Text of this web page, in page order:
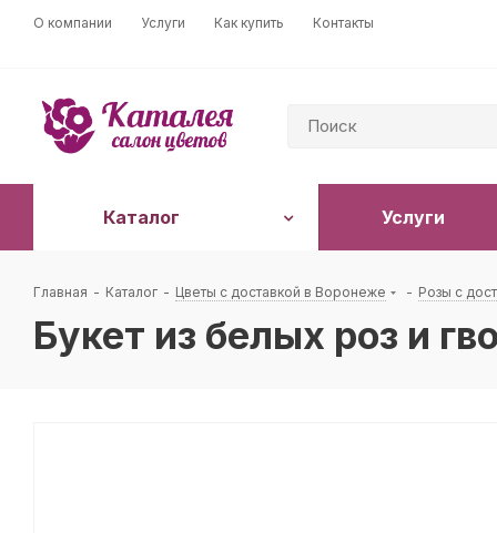
О компании Услуги Как купить Контакты
Каталог Услуги
Главная - Каталог - Цветы с доставкой в Воронеже - Розы с
Букет из белых роз и